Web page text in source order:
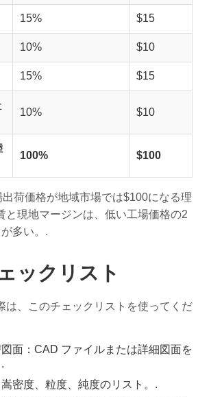
15% $15
10% $10
15% $15
10% $10
100% $100
荷価格が地域市場では$100になる理
と現地マージンは、低い工場価格の2
多い。.
ックリスト
は、このチェックリストを使ってくだ
面：CAD ファイルまたは詳細図面を
密度、粒度、純度のリスト。.